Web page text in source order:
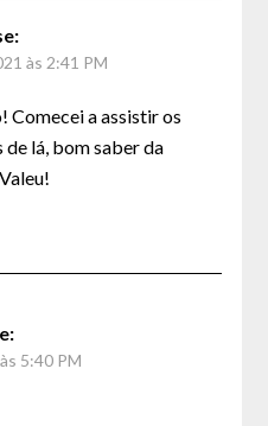
às 2:41 PM
a assistir os
lá, bom saber da
5:40 PM